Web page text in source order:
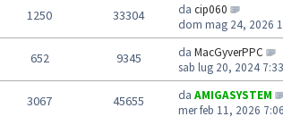
1250 33304 da cip060
dom mag 24, 2026
652 9345 da MacGyverPPC
sab lug 20, 2024
3067 45655 da AMIGASYSTEM
mer feb 11, 2026